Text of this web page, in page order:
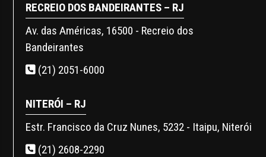
RECREIO DOS BANDEIRANTES – RJ
Av. das Américas, 16500 - Recreio dos
Bandeirantes
(21) 2051-6000
NITERÓI – RJ
Estr. Francisco da Cruz Nunes, 5232 - Itaipu, Niterói
(21) 2608-2290